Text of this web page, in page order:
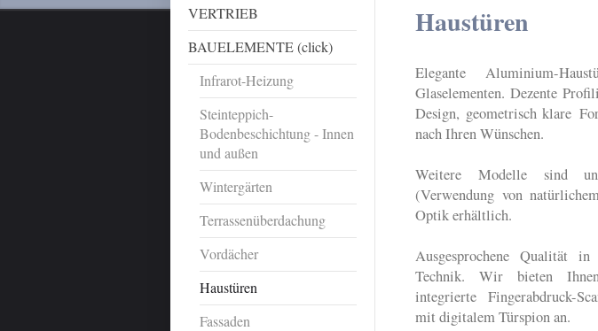
VERTRIEB
BAUELEMENTE (click)
Infrarot-Heizung
Steinteppich-
Bodenbeschichtung - Innen
und außen
Wintergärten
Terrassenüberdachung
Vordächer
Haustüren
Fassaden
Haustüren
Elegante Aluminium-
Glaselementen. Dezente
Design, geometrisch klare
nach Ihren Wünschen.
Weitere Modelle sind
(Verwendung von
Optik erhältlich.
Ausgesprochene Qualität
Technik. Wir bieten
integrierte Fingerabdruck-
mit digitalem Türspion an.